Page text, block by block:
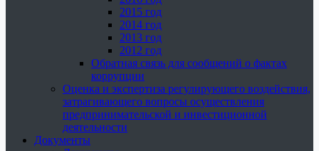
2015 год
2014 год
2013 год
2012 год
Обратная связь для сообщений о фактах
коррупции
Оценка и экспертиза регулирующего воздействия,
затрагивающего вопросы осуществления
предпринимательской и инвестиционной
деятельности
Документы